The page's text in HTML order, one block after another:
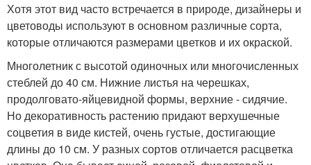
Хотя этот вид часто встречается в природе, дизайнеры и
цветоводы используют в основном различные сорта,
которые отличаются размерами цветков и их окраской.
Многолетник с высотой одиночных или многочисленных
стеблей до 40 см. Нижние листья на черешках,
продолговато-яйцевидной формы, верхние - сидячие.
Но декоративность растению придают верхушечные
соцветия в виде кистей, очень густые, достигающие
длины до 10 см. У разных сортов отличается расцветка